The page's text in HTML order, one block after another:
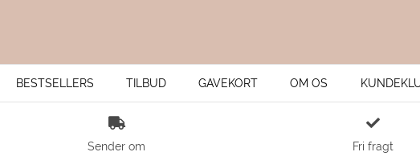
BESTSELLERS TILBUD GAVEKORT OM OS
Sender om Fri fragt